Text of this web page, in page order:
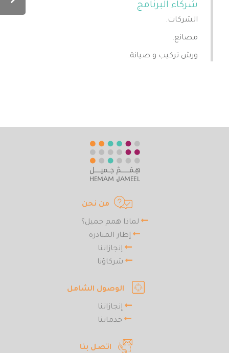
شركاء البرنامج
الشركات.
مصانع.
ورش تركيب و صيانة.
من نحن
لماذا همم جميل؟
إطار المبادرة
إنجازاتنا
شركاؤنا
الوصول الشامل
إنجازاتنا
خدماتنا
اتصل بنا